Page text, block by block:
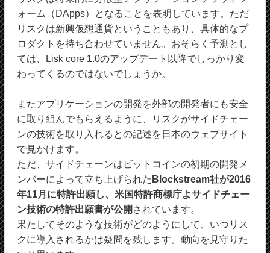
ォーム（DApps）となることを表明しています。ただ
リスクは新興仮想通貨ということもあり、具体的なプ
ロダクトを持ち合わせていません。おそらく予測とし
ては、Lisk core 1.0のアップデート以降でしっかり変
わってくるのではないでしょうか。
またアプリケーションの開発を外部の開発者にも安全
に取り組んでもらえるように、リスクがサイドチェー
ンの技術を取り入れるとの記述を日本のウェブサイト
で見かけます。
ただ、サイドチェーンはビットコインの初期の開発メ
ンバーによって立ち上げられた Blockstream社が2016
年11月に特許出願し、米国特許商標庁よサイドチェー
ン技術の特許出願書が公開 されています。
果たしてそのような技術がどのようにして、いつリス
クに導入されるかは疑問を残します。動向を見守りた